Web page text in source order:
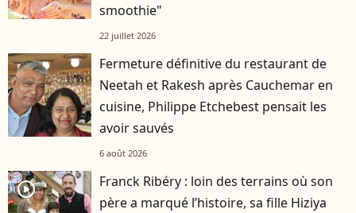
smoothie"
22 juillet 2026
Fermeture définitive du restaurant de
Neetah et Rakesh après Cauchemar en
cuisine, Philippe Etchebest pensait les
avoir sauvés
6 août 2026
player2
Franck Ribéry : loin des terrains où son
père a marqué l’histoire, sa fille Hiziya